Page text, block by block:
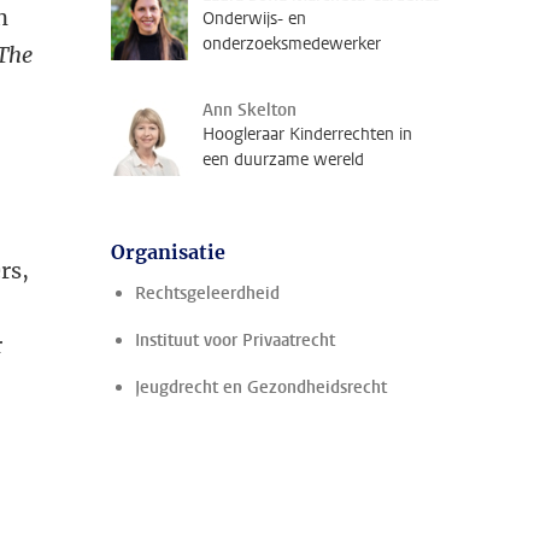
Onderwijs- en
onderzoeksmedewerker
Ann Skelton
Hoogleraar Kinderrechten in
een duurzame wereld
Organisatie
Rechtsgeleerdheid
Instituut voor Privaatrecht
Jeugdrecht en Gezondheidsrecht